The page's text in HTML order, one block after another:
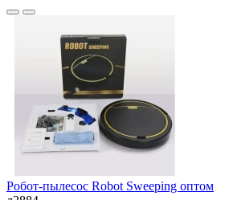
Робот-пылесос Robot Sweeping оптом